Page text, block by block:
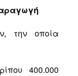
την οποία
400.000